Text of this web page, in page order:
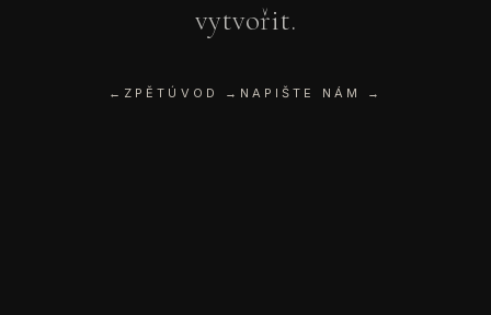
vytvořit.
← ZPĚT ÚVOD → NAPIŠTE NÁM →